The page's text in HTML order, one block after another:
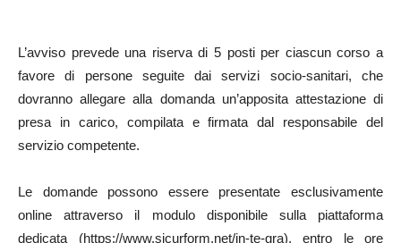
L’avviso prevede una riserva di 5 posti per ciascun corso a
favore di persone seguite dai servizi socio-sanitari, che
dovranno allegare alla domanda un’apposita attestazione di
presa in carico, compilata e firmata dal responsabile del
servizio competente.
Le domande possono essere presentate esclusivamente
online attraverso il modulo disponibile sulla piattaforma
dedicata (https://www.sicurform.net/in-te-gra), entro le ore